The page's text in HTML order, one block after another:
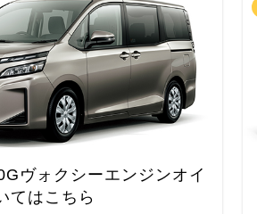
ヴォクシーエンジンオイ
てはこちら